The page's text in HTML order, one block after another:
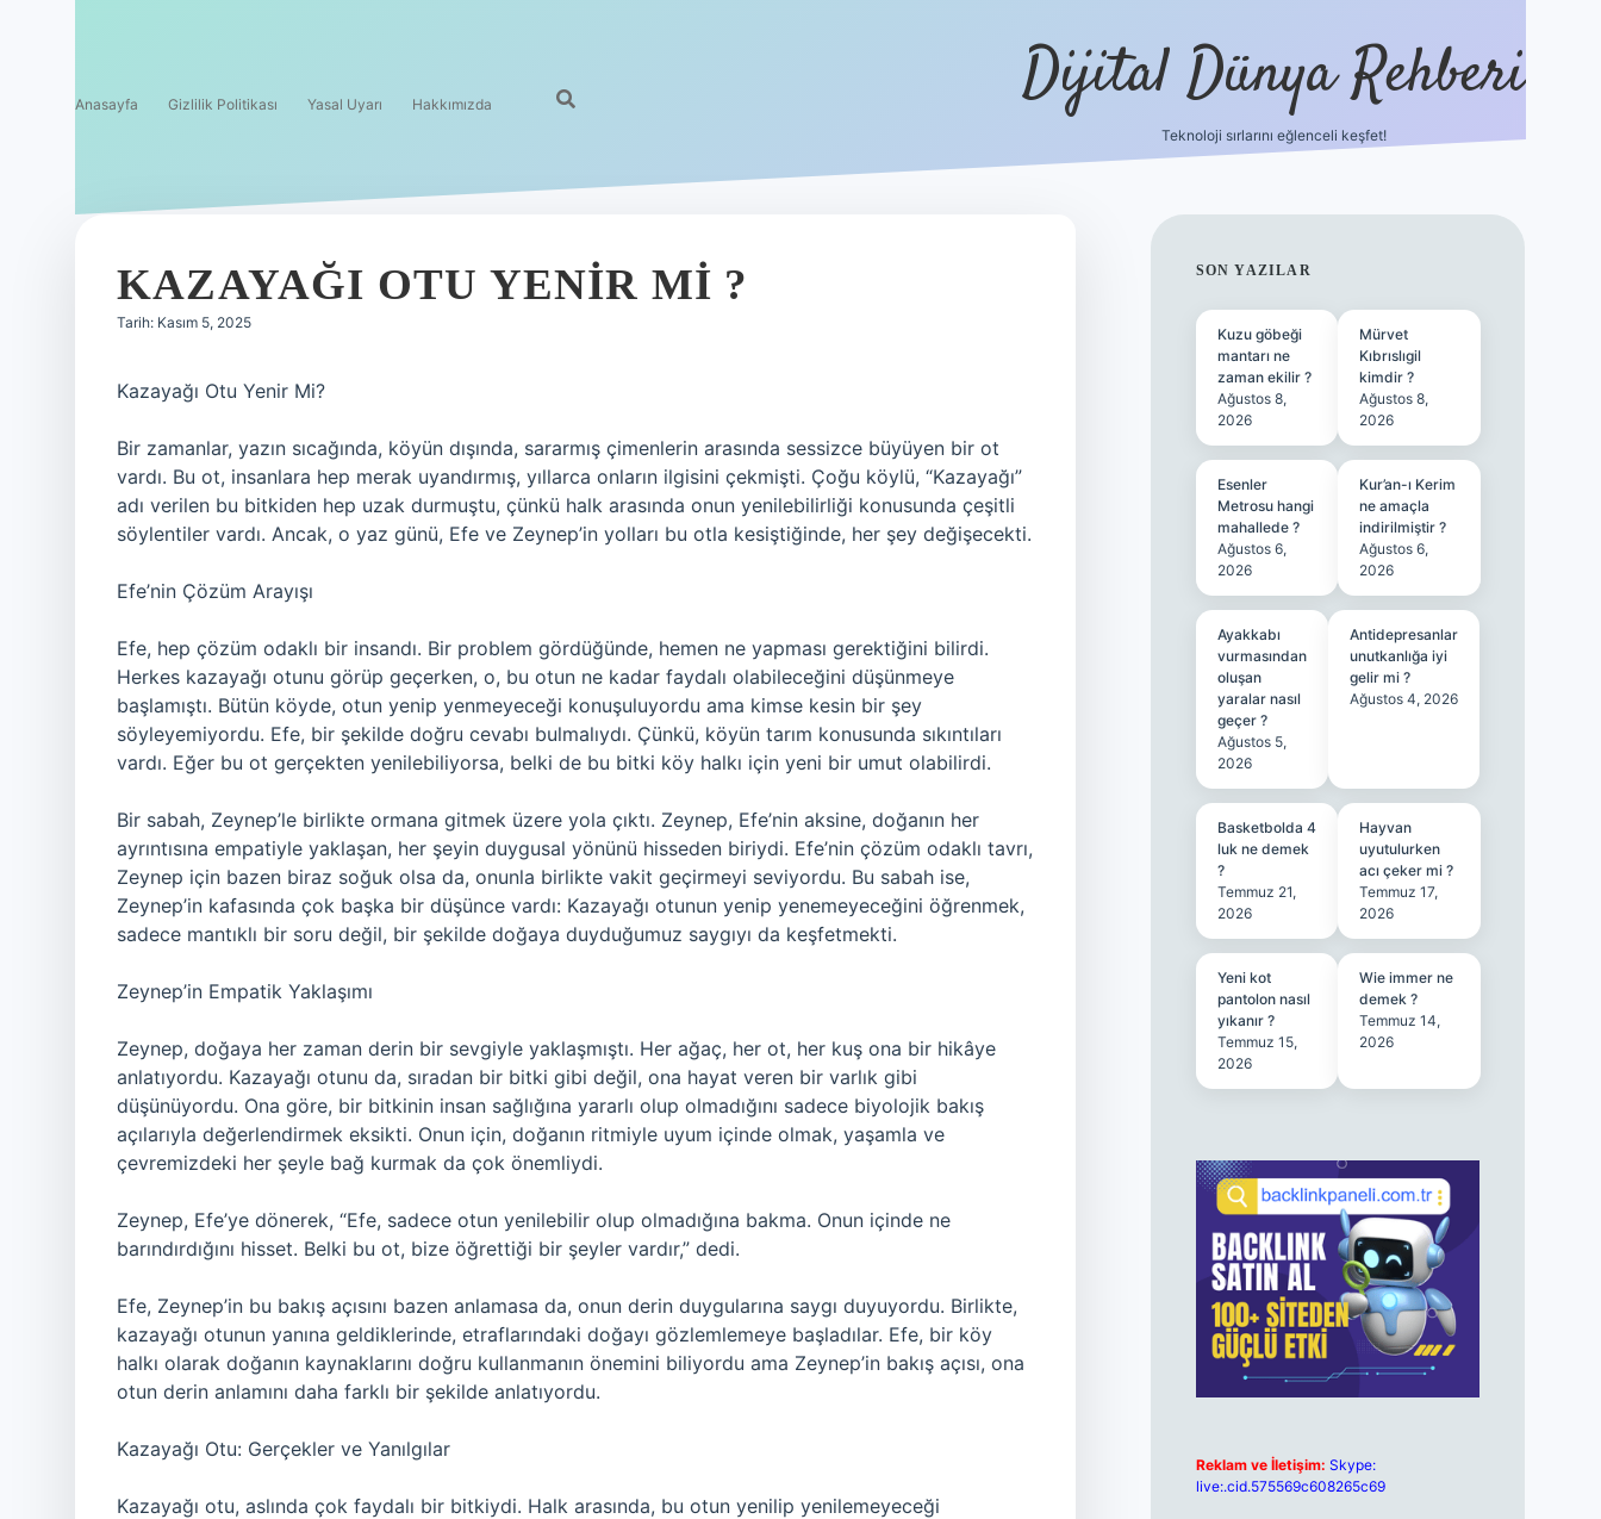
Anasayfa Gizlilik Politikası Yasal Uyarı Hakkımızda Dijital Dünya Rehberi
Teknoloji sırlarını eğlenceli keşfet!
KAZAYAĞI OTU YENIR MI ?
Tarih: Kasım 5, 2025
Kazayağı Otu Yenir Mi?
Bir zamanlar, yazın sıcağında, köyün dışında, sararmış çimenlerin arasında sessizce büyüyen bir ot
vardı. Bu ot, insanlara hep merak uyandırmış, yıllarca onların ilgisini çekmişti. Çoğu köylü, “Kazayağı”
adı verilen bu bitkiden hep uzak durmuştu, çünkü halk arasında onun yenilebilirliği konusunda çeşitli
söylentiler vardı. Ancak, o yaz günü, Efe ve Zeynep’in yolları bu otla kesiştiğinde, her şey değişecekti.
Efe’nin Çözüm Arayışı
Efe, hep çözüm odaklı bir insandı. Bir problem gördüğünde, hemen ne yapması gerektiğini bilirdi.
Herkes kazayağı otunu görüp geçerken, o, bu otun ne kadar faydalı olabileceğini düşünmeye
başlamıştı. Bütün köyde, otun yenip yenmeyeceği konuşuluyordu ama kimse kesin bir şey
söyleyemiyordu. Efe, bir şekilde doğru cevabı bulmalıydı. Çünkü, köyün tarım konusunda sıkıntıları
vardı. Eğer bu ot gerçekten yenilebiliyorsa, belki de bu bitki köy halkı için yeni bir umut olabilirdi.
Bir sabah, Zeynep’le birlikte ormana gitmek üzere yola çıktı. Zeynep, Efe’nin aksine, doğanın her
ayrıntısına empatiyle yaklaşan, her şeyin duygusal yönünü hisseden biriydi. Efe’nin çözüm odaklı tavrı,
Zeynep için bazen biraz soğuk olsa da, onunla birlikte vakit geçirmeyi seviyordu. Bu sabah ise,
Zeynep’in kafasında çok başka bir düşünce vardı: Kazayağı otunun yenip yenemeyeceğini öğrenmek,
sadece mantıklı bir soru değil, bir şekilde doğaya duyduğumuz saygıyı da keşfetmekti.
Zeynep’in Empatik Yaklaşımı
Zeynep, doğaya her zaman derin bir sevgiyle yaklaşmıştı. Her ağaç, her ot, her kuş ona bir hikâye
anlatıyordu. Kazayağı otunu da, sıradan bir bitki gibi değil, ona hayat veren bir varlık gibi
düşünüyordu. Ona göre, bir bitkinin insan sağlığına yararlı olup olmadığını sadece biyolojik bakış
açılarıyla değerlendirmek eksikti. Onun için, doğanın ritmiyle uyum içinde olmak, yaşamla ve
çevremizdeki her şeyle bağ kurmak da çok önemliydi.
Zeynep, Efe’ye dönerek, “Efe, sadece otun yenilebilir olup olmadığına bakma. Onun içinde ne
barındırdığını hisset. Belki bu ot, bize öğrettiği bir şeyler vardır,” dedi.
Efe, Zeynep’in bu bakış açısını bazen anlamasa da, onun derin duygularına saygı duyuyordu. Birlikte,
kazayağı otunun yanına geldiklerinde, etraflarındaki doğayı gözlemlemeye başladılar. Efe, bir köy
halkı olarak doğanın kaynaklarını doğru kullanmanın önemini biliyordu ama Zeynep’in bakış açısı, ona
otun derin anlamını daha farklı bir şekilde anlatıyordu.
Kazayağı Otu: Gerçekler ve Yanılgılar
Kazayağı otu, aslında çok faydalı bir bitkiydi. Halk arasında, bu otun yenilip yenilemeyeceği
SIDEBAR
SON YAZILAR
Kuzu göbeği
mantarı ne
zaman ekilir ?
Ağustos 8,
2026
Mürvet
Kıbrıslıgil
kimdir ?
Ağustos 8,
2026
Esenler
Metrosu hangi
mahallede ?
Ağustos 6,
2026
Kur’an-ı Kerim
ne amaçla
indirilmiştir ?
Ağustos 6,
2026
Ayakkabı
vurmasından
oluşan
yaralar nasıl
geçer ?
Ağustos 5,
2026
Antidepresanlar
unutkanlığa iyi
gelir mi ?
Ağustos 4, 2026
Basketbolda 4
luk ne demek
?
Temmuz 21,
2026
Hayvan
uyutulurken
acı çeker mi ?
Temmuz 17,
2026
Yeni kot
pantolon nasıl
yıkanır ?
Temmuz 15,
2026
Wie immer ne
demek ?
Temmuz 14,
2026
Reklam ve İletişim: Skype:
live:.cid.575569c608265c69
tulipbet güncel